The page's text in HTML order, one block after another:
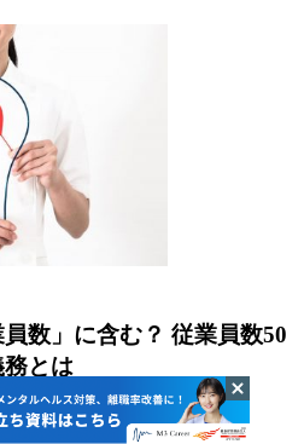
数」に含む？ 従業員数50
とは